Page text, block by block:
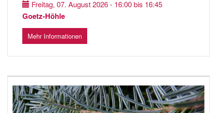
Freitag, 07. August 2026 - 16:00 bis 16:45
Goetz-Höhle
Mehr Informationen